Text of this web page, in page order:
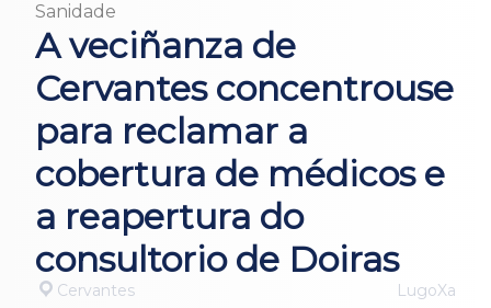
Sanidade
A veciñanza de
Cervantes concentrouse
para reclamar a
cobertura de médicos e
a reapertura do
consultorio de Doiras
Cervantes LugoXa